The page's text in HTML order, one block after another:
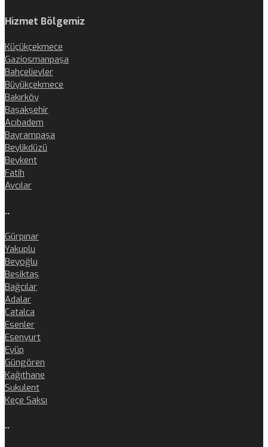
Hizmet Bölgemiz
Küçükçekmece
Gaziosmanpaşa
Bahçelievler
Büyükçekmece
Bakırköy
Başakşehir
Acıbadem
Bayrampaşa
Beylikdüzü
Beykent
Fatih
Avcılar
..
Gürpınar
Yakuplu
Beyoğlu
Beşiktaş
Bağcılar
Adalar
Çatalca
Esenler
Esenyurt
Eyüp
Güngören
Kağıthane
Sukulent
Keçe Saksı
..